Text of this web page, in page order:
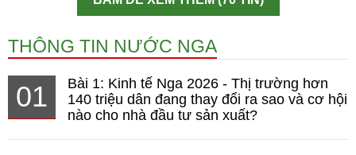
THÔNG TIN NƯỚC NGA
01
Bài 1: Kinh tế Nga 2026 - Thị trường hơn
140 triệu dân đang thay đổi ra sao và cơ hội
nào cho nhà đầu tư sản xuất?